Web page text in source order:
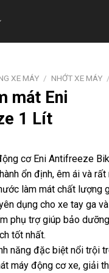
XE MÁY / NHỚT XE MÁY /
mát Eni
1 Lít
cơ Eni Antifreeze
ổn định, êm ái và rất
làm mát chất lượng
dụng cho xe tay ga
phụ trợ giúp bảo
tốt nhất.
năng đặc biệt nổi trội
máy động cơ xe, giải